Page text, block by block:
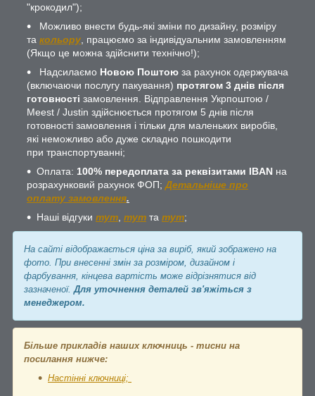
"крокодил");
Можливо внести будь-які зміни по дизайну, розміру
та кольору , працюємо за індивідуальним замовленням
(Якщо це можна здійснити технічно!);
Надсилаємо Новою Поштою за рахунок одержувача
(включаючи послугу пакування) протягом 3 днів після
готовності замовлення. Відправлення Укрпоштою /
Meest / Justin здійснюється протягом 5 днів після
готовності замовлення і тільки для маленьких виробів,
які неможливо або дуже складно пошкодити
при транспортуванні;
Оплата: 100% передоплата за реквізитами IBAN на
розрахунковий рахунок ФОП; Детальніше про
оплату замовлення.
Наші відгуки тут тут та тут;
На сайті відображається ціна за виріб, який зображено на
фото. При внесенні змін за розміром, дизайном і
фарбування, кінцева вартість може відрізнятися від
зазначеної. Для уточнення деталей зв'яжіться з
менеджером.
Більше прикладів наших ключниць - тисни на
посилання нижче:
Настінні ключниці;